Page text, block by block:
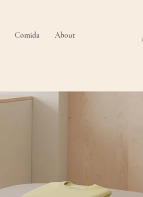
Comida About